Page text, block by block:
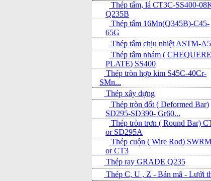
Thép tấm, lá CT3C-SS400-
Q235B
Thép tấm 16Mn(Q345B)-C45-
65G
Thép tấm chịu nhiệt ASTM-
Thép tấm nhám (
PLATE) SS400
Thép tròn hợp kim S45C-40Cr-
SMn...
Thép xây dựng
Thép tròn đốt ( Deformed Bar)
SD295-SD390- Gr60...
Thép tròn trơn ( Round Bar)
or SD295A
Thép cuộn ( Wire Rod)
or CT3
Thép ray GRADE Q235
Thép C, U , Z - Bản mã - L­ưới